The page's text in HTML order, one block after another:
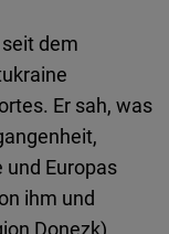
dem
Er sah, was
Europas
ihm und
Donezk)